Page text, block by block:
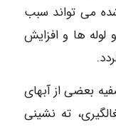
می تواند سبب
ها و افزایش
بعضی از آبهای
ته نشینی